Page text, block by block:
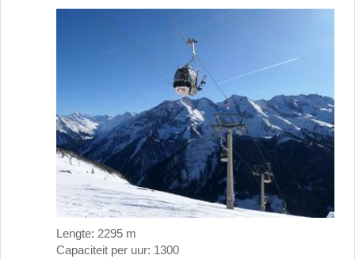
Lengte: 2295 m
Capaciteit per uur: 1300